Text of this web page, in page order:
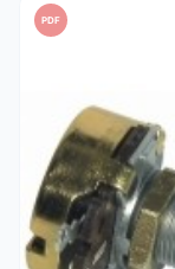
PDF